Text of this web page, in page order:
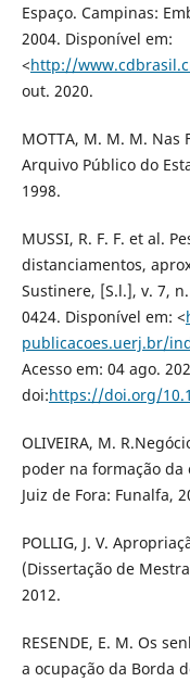
Espaço. Campinas:
2004. Disponível em:
<http://
out. 2020.
MOTTA, M. M. M. Nas
Arquivo Público do
1998.
MUSSI, R. F. F. et al.
distanciamentos,
Sustinere, [S.l.], v. 7,
0424. Disponível em: <
publicacoes.uerj.br/
Acesso em: 04 ago.
doi:https://doi.org/
OLIVEIRA, M.
poder na formação
Juiz de Fora: Funalfa,
POLLIG, J. V.
(Dissertação de
2012.
RESENDE, E. M. Os
a ocupação da Borda